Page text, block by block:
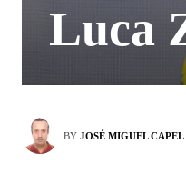
Luca
BY JOSÉ MIGUEL